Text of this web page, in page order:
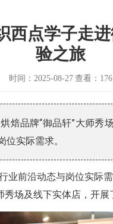
西点学子走
验之旅
时间：2025-08-27 查看：176
焙品牌“御品轩”大师秀
实际需求。
业前沿动态与岗位实际
场及线下实体店，开展